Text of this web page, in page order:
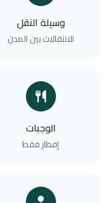
وسيلة النقل
الانتقالات بين المدن
الوجبات
إفطار فقط